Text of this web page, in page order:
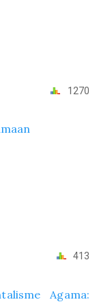
1270
413
Agama: